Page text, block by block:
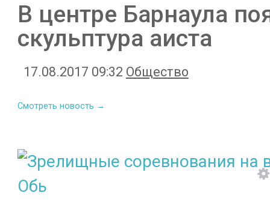
В центре Барнаула
скульптура аиста
17.08.2017 09:32 Общество
Смотреть новость →